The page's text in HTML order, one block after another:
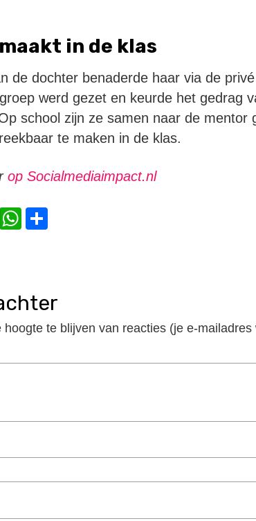
in de klas
de dochter benaderde haar via de
werd gezet en keurde het gedrag
school zijn ze samen naar de mentor
te maken in de klas.
op Socialmediaimpact.nl
LinkedIn
WhatsApp
te blijven van reacties (je e-